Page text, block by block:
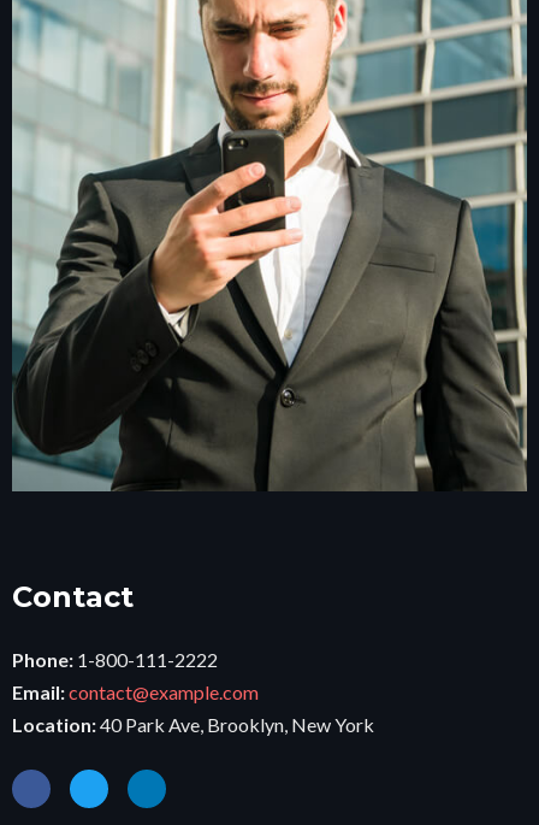
Contact
Phone: 1-800-111-2222
Email:contact@example.com
Location:40 Park Ave, Brooklyn, New York